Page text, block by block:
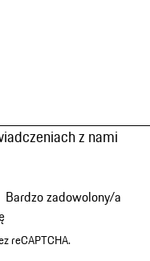
z nami
Bardzo zadowolony/a
reCAPTCHA.